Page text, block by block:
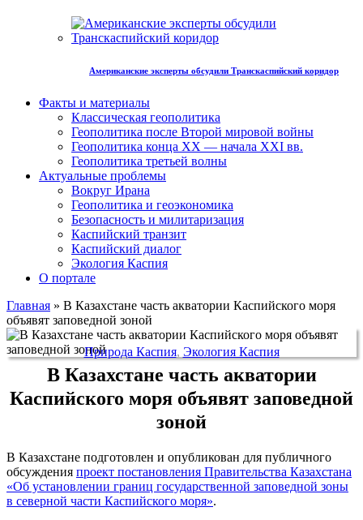
Американские эксперты обсудили Транскаспийский коридор
Факты и материалы
Классическая геополитика
Геополитика после Второй мировой войны
Геополитика конца XX — начала XXI вв.
Геополитика третьей волны
Актуальные проблемы
Вокруг Ирана
Геополитика и геоэкономика
Безопасность и милитаризация
Каспийский транзит
Каспийский диалог
Экология Каспия
О портале
Главная » В Казахстане часть акватории Каспийского моря
объявят заповедной зоной
Природа Каспия, Экология Каспия
В Казахстане часть акватории
Каспийского моря объявят заповедной
зоной
В Казахстане подготовлен и опубликован для публичного
обсуждения проект постановления Правительства Казахстана
«Об установлении границ государственной заповедной зоны
в северной части Каспийского моря».